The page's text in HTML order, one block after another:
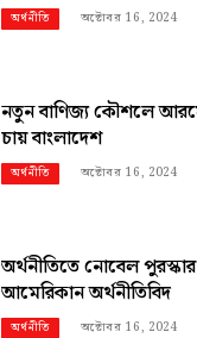
অর্থনীতি অক্টোবর 16, 2024
নতুন বাণিজ্য কৌশলে
চায় বাংলাদেশ
অর্থনীতি অক্টোবর 16, 2024
অর্থনীতিতে নোবেল
আমেরিকান অর্থনীতিবিদ
অর্থনীতি অক্টোবর 16, 2024